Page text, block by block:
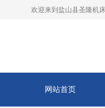
欢迎来到 盐山县圣隆机
网站首页